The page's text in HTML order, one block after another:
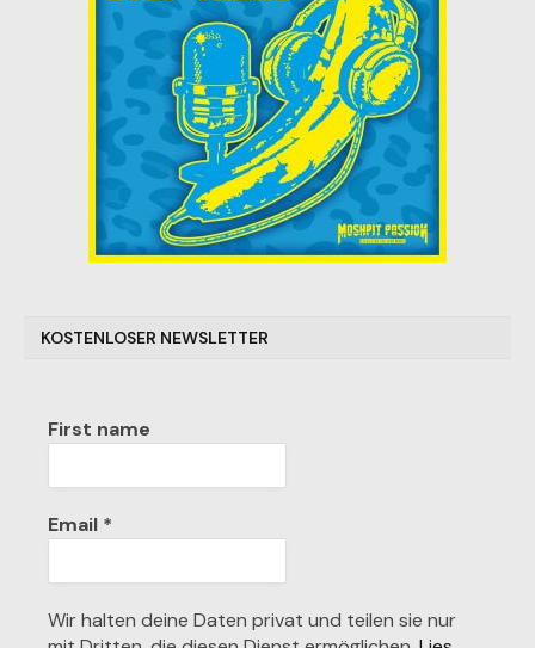
KOSTENLOSER NEWSLETTER
First name
Email *
Wir halten deine Daten privat und teilen sie nur